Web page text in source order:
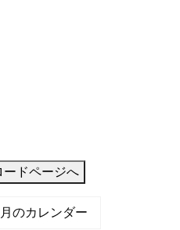
ードページへ
のカレンダー